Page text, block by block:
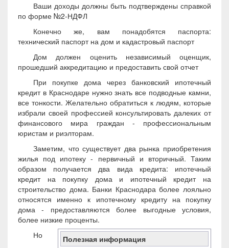
Ваши доходы должны быть подтверждены справкой
по форме №2-НДФЛ
Конечно же, вам понадобятся паспорта:
технический паспорт на дом и кадастровый паспорт
Дом должен оценить независимый оценщик,
прошедший аккредитацию и предоставить свой отчет
При покупке дома через банковский ипотечный
кредит в Краснодаре нужно знать все подводные камни,
все тонкости. Желательно обратиться к людям, которые
избрали своей профессией консультировать далеких от
финансового мира граждан - профессиональным
юристам и риэлторам.
Заметим, что существует два рынка приобретения
жилья под ипотеку - первичный и вторичный. Таким
образом получается два вида кредита: ипотечный
кредит на покупку дома и ипотечный кредит на
строительство дома. Банки Краснодара более лояльно
относятся именно к ипотечному кредиту на покупку
дома - предоставляются более выгодные условия,
более низкие проценты.
Полезная информация
Но